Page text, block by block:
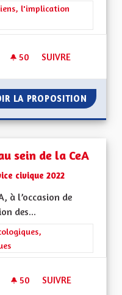
: Les solidarités, les soins
l'implication
50 50 ABONNÉS
SUIVRE
LA PROPOSITION
sein de la CeA
civique 2022
à l’occasion de
des...
: Les transitions
50 50 ABONNÉS
SUIVRE